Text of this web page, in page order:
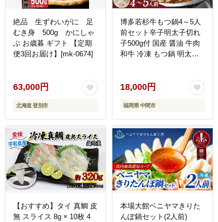
絶品 生ずわいがに 足
むき身 500g かにしゃ
ぶ お歳暮 ギフト 【定期
便3回お届け】[mk-0674]
63,000円
北海道 登別市
博多若杉牛もつ鍋4～5人
前セット辛子明太子切れ
子500g付 国産 醤油 牛肉
和牛 冷凍 もつ鍋 明太子
18,000円
福岡県 中間市
【おすすめ】タイ 真鯛 皮
無 スライス 8g × 10枚 4
本場大館ベニヤマきりた
んぽ鍋セット(2人前)